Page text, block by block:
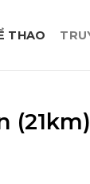
THAO
(21km)